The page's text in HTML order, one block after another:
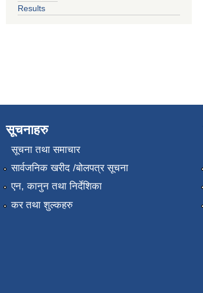
Results
सूचनाहरु
सूचना तथा समाचार
सार्वजनिक खरीद /बोलपत्र सूचना
एन, कानुन तथा निर्देशिका
कर तथा शुल्कहरु